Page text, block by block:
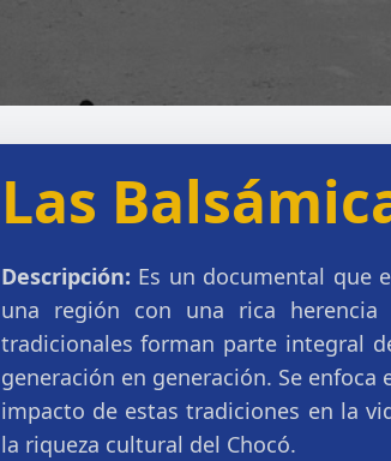
Las
Descripción: Es un documental que
una región con una rica
tradicionales forman parte integral
generación en generación. Se
impacto de estas tradiciones en la
la riqueza cultural del Chocó.